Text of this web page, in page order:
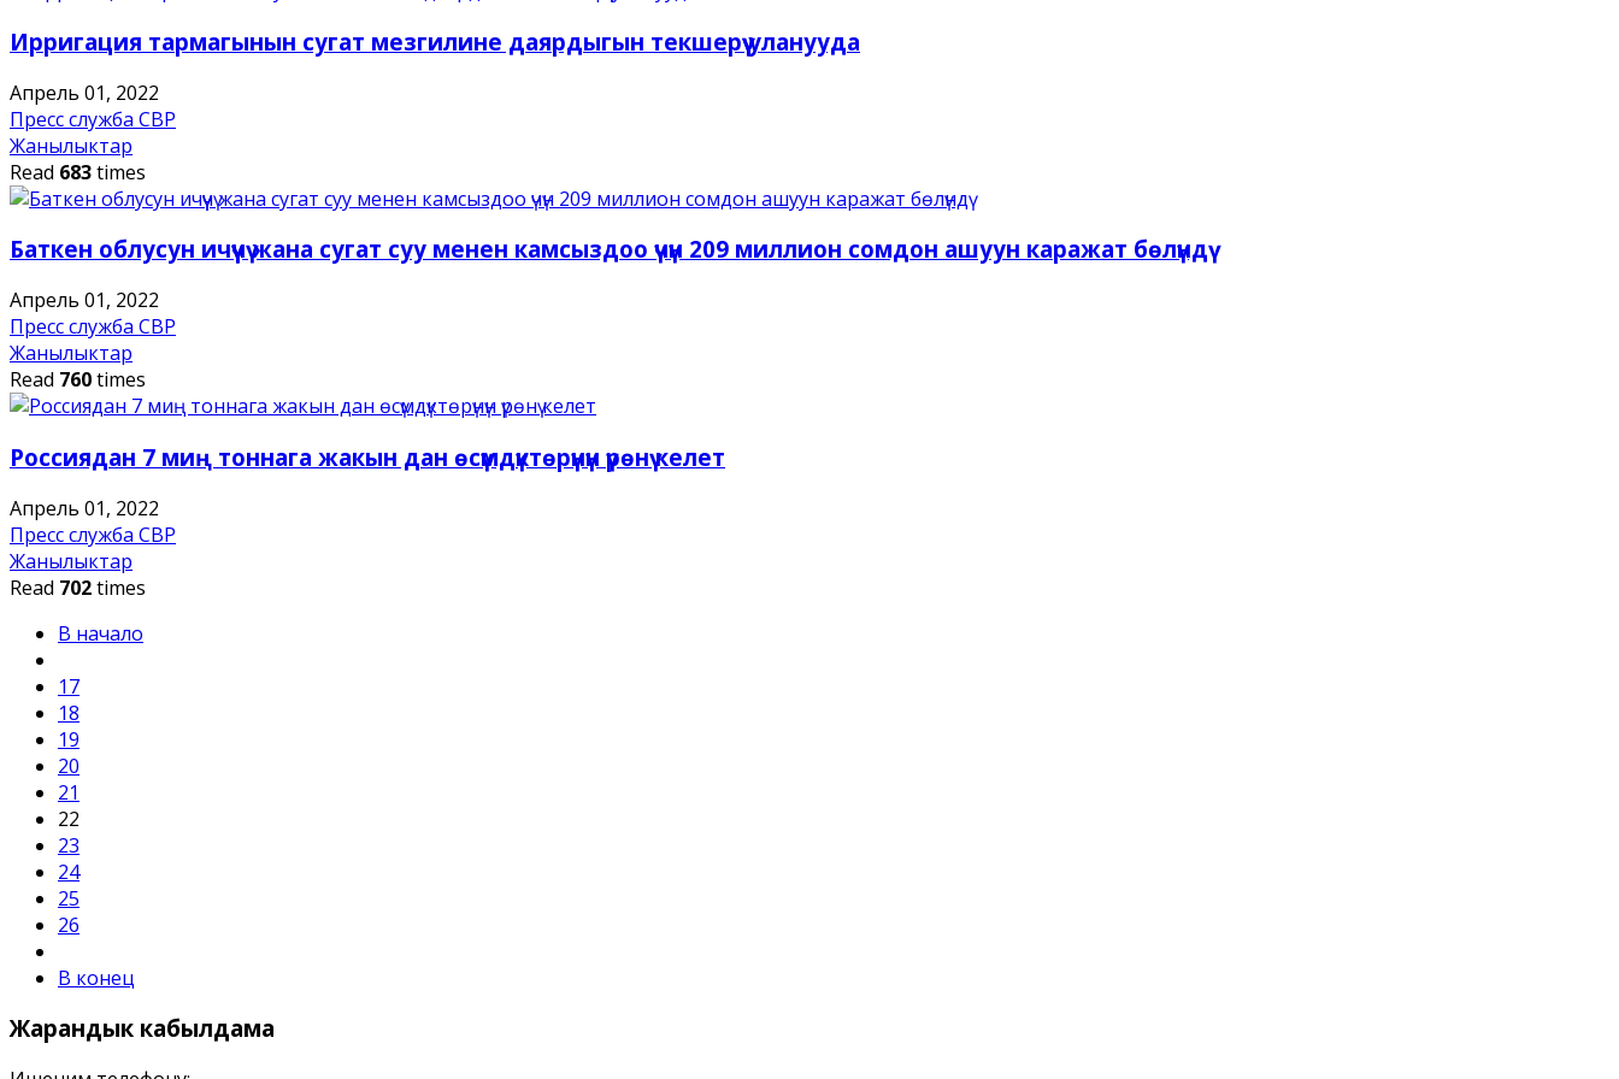
Ирригация тармагынын сугат мезгилине даярдыгын текшерүү уланууда
Апрель 01, 2022
Пресс служба СВР
Жанылыктар
Read 683times
Баткен облусун ичүүчү жана сугат суу менен камсыздоо үчүн 209 миллион сомдон ашуун каражат бөлүндү
Апрель 01, 2022
Пресс служба СВР
Жанылыктар
Read 760times
Россиядан 7 миң тоннага жакын дан өсүмдүктөрүнүн үрөнү келет
Апрель 01, 2022
Пресс служба СВР
Жанылыктар
Read 702times
В начало
17
18
19
20
21
22
23
24
25
26
В конец
Жарандык кабылдама